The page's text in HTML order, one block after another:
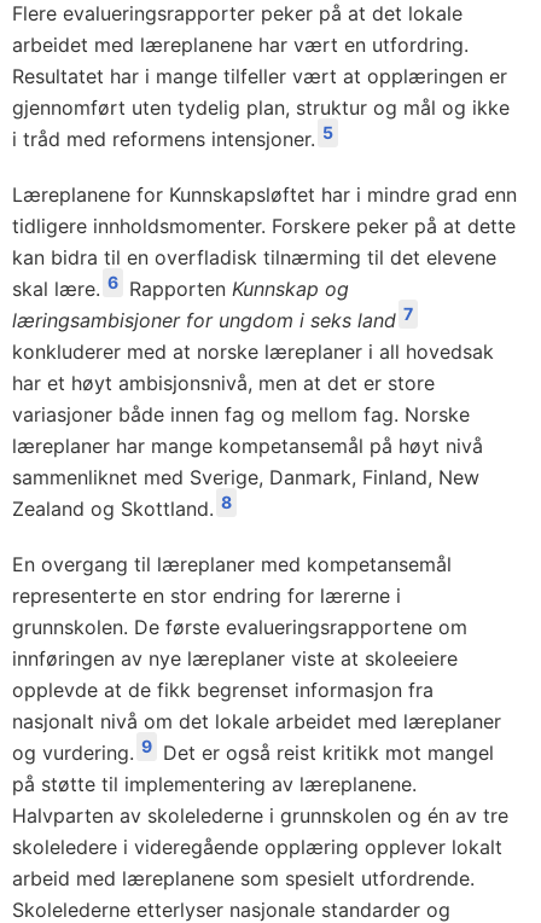
Flere evalueringsrapporter peker på at det lokale
arbeidet med læreplanene har vært en utfordring.
Resultatet har i mange tilfeller vært at opplæringen er
gjennomført uten tydelig plan, struktur og mål og ikke
i tråd med reformens intensjoner. 5
Læreplanene for Kunnskapsløftet har i mindre grad enn
tidligere innholdsmomenter. Forskere peker på at dette
kan bidra til en overfladisk tilnærming til det elevene
skal lære. 6 Rapporten Kunnskap og
læringsambisjoner for ungdom i seks land 7
konkluderer med at norske læreplaner i all hovedsak
har et høyt ambisjonsnivå, men at det er store
variasjoner både innen fag og mellom fag. Norske
læreplaner har mange kompetansemål på høyt nivå
sammenliknet med Sverige, Danmark, Finland, New
Zealand og Skottland. 8
En overgang til læreplaner med kompetansemål
representerte en stor endring for lærerne i
grunnskolen. De første evalueringsrapportene om
innføringen av nye læreplaner viste at skoleeiere
opplevde at de fikk begrenset informasjon fra
nasjonalt nivå om det lokale arbeidet med læreplaner
og vurdering. 9 Det er også reist kritikk mot mangel
på støtte til implementering av læreplanene.
Halvparten av skolelederne i grunnskolen og én av tre
skoleledere i videregående opplæring opplever lokalt
arbeid med læreplanene som spesielt utfordrende.
Skolelederne etterlyser nasjonale standarder og